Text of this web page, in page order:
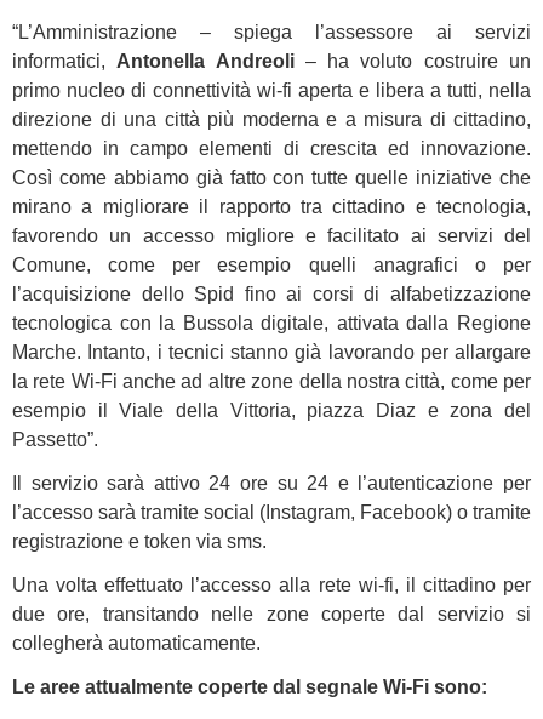
“L’Amministrazione – spiega l’assessore ai servizi
informatici, Antonella Andreoli– ha voluto costruire un
primo nucleo di connettività wi-fi aperta e libera a tutti, nella
direzione di una città più moderna e a misura di cittadino,
mettendo in campo elementi di crescita ed innovazione.
Così come abbiamo già fatto con tutte quelle iniziative che
mirano a migliorare il rapporto tra cittadino e tecnologia,
favorendo un accesso migliore e facilitato ai servizi del
Comune, come per esempio quelli anagrafici o per
l’acquisizione dello Spid fino ai corsi di alfabetizzazione
tecnologica con la Bussola digitale, attivata dalla Regione
Marche. Intanto, i tecnici stanno già lavorando per allargare
la rete Wi-Fi anche ad altre zone della nostra città, come per
esempio il Viale della Vittoria, piazza Diaz e zona del
Passetto”.
Il servizio sarà attivo 24 ore su 24 e l’autenticazione per
l’accesso sarà tramite social (Instagram, Facebook) o tramite
registrazione e token via sms.
Una volta effettuato l’accesso alla rete wi-fi, il cittadino per
due ore, transitando nelle zone coperte dal servizio si
collegherà automaticamente.
Le aree attualmente coperte dal segnale Wi-Fi sono: